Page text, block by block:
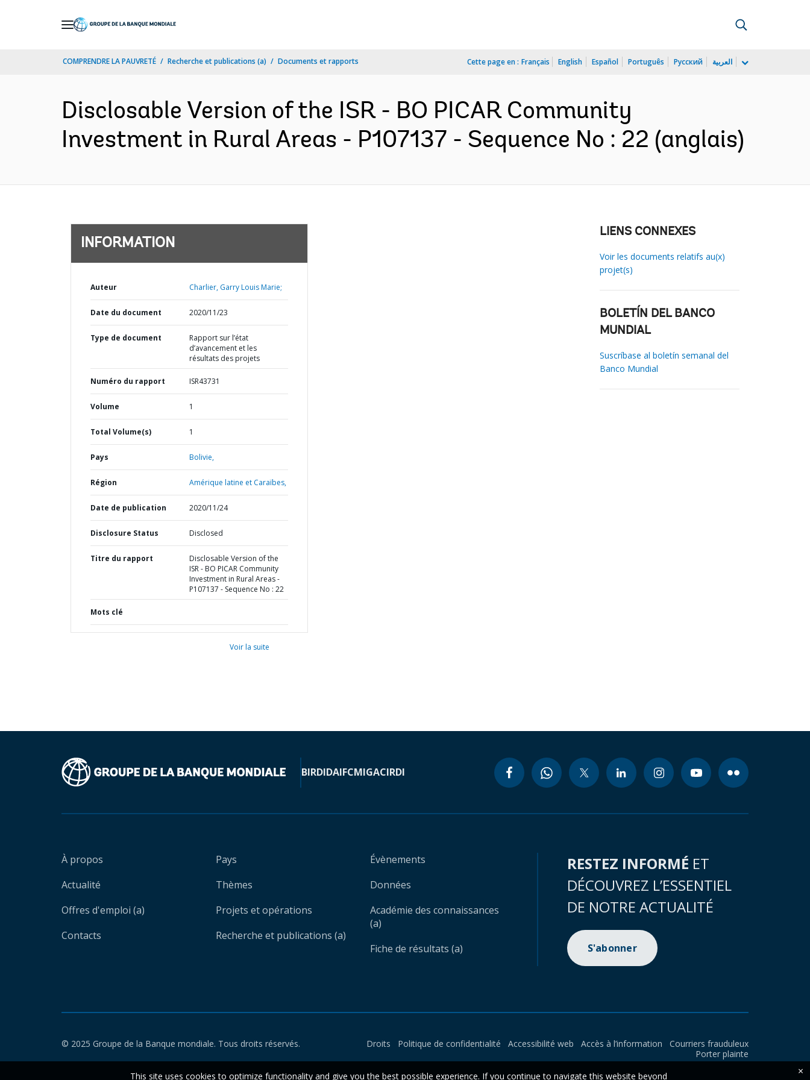
COMPRENDRE LA PAUVRETÉ Recherche et publications (a) Documents et rapports Cette page en : Français English Español Português Русский العربية
Disclosable Version of the ISR - BO PICAR Community
Investment in Rural Areas - P107137 - Sequence No : 22 (anglais)
INFORMATION
Auteur Charlier, Garry Louis Marie;
Date du document 2020/11/23
Type de document
Rapport sur l’état
d’avancement et les
résultats des projets
Numéro du rapport ISR43731
Volume 1
Total Volume(s) 1
Pays Bolivie,
Région Amérique latine et Caraïbes,
Date de publication 2020/11/24
Disclosure Status Disclosed
Titre du rapport
Disclosable Version of the
ISR - BO PICAR Community
Investment in Rural Areas -
P107137 - Sequence No : 22
Mots clé
Voir la suite
LIENS CONNEXES
Voir les documents relatifs au(x)
projet(s)
BOLETÍN DEL BANCO
MUNDIAL
Suscríbase al boletín semanal del
Banco Mundial
BIRDIDAIFCMIGACIRDI
À propos
Actualité
Offres d'emploi (a)
Contacts
Pays
Thèmes
Projets et opérations
Recherche et publications (a)
Évènements
Données
Académie des connaissances
(a)
Fiche de résultats (a)
RESTEZ INFORMÉ ET
DÉCOUVREZ L’ESSENTIEL
DE NOTRE ACTUALITÉ
S'abonner
© 2025 Groupe de la Banque mondiale. Tous droits réservés. Droits Politique de confidentialité Accessibilité web Accès à l’information
Courriers frauduleux
Porter plainte
This site uses cookies to optimize functionality and give you the best possible experience. If you continue to navigate this website beyond
×